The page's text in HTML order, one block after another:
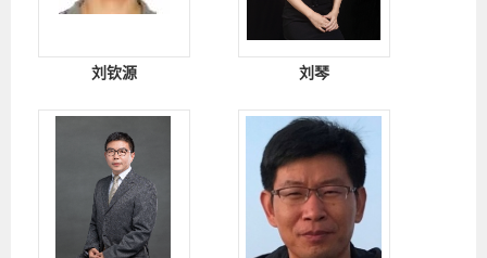
刘钦源 刘琴